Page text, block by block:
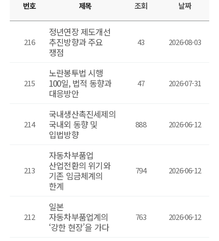
번호 제목 조회 날짜
216
정년연장 제도개선
추진방향과 주요
쟁점
43 2026-08-03
215
노란봉투법 시행
100일, 법적 동향과
대응방안
47 2026-07-31
214
국내생산촉진세제의
국내외 동향 및
입법방향
888 2026-06-12
213
자동차부품업
산업전환의 위기와
기존 임금체계의
한계
794 2026-06-12
212
일본
자동차부품업계의
‘강한 현장’을 가다
763 2026-06-12